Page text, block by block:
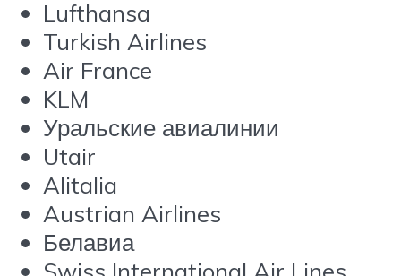
Lufthansa
Turkish Airlines
Air France
KLM
Уральские авиалинии
Utair
Alitalia
Austrian Airlines
Белавиа